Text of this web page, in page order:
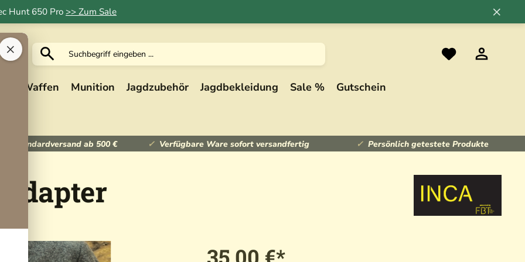
Hunt 650 Pro >> Zum Sale
×
×
Waffen Munition Jagdzubehör Jagdbekleidung Sale % Gutschein
Standardversand ab 500 € Verfügbare Ware sofort versandfertig Persönlich getestete Produkte